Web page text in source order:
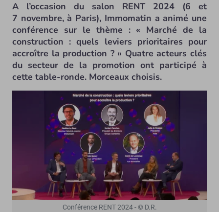
A l’occasion du salon RENT 2024 (6 et
7 novembre, à Paris), Immomatin a animé une
conférence sur le thème : « Marché de la
construction : quels leviers prioritaires pour
accroître la production ? » Quatre acteurs clés
du secteur de la promotion ont participé à
cette table-ronde. Morceaux choisis.
Conférence RENT 2024 - © D.R.